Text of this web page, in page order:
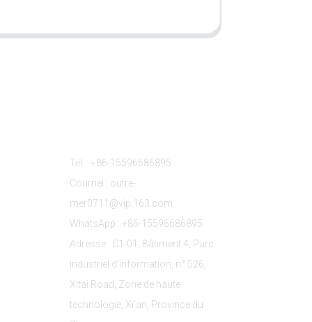
Tél. : +86-15596686895
Courriel : outre-
mer0711@vip.163.com
WhatsApp : +86-15596686895
Adresse : C1-01, Bâtiment 4, Parc
industriel d'information, n° 526,
Xitai Road, Zone de haute
technologie, Xi'an, Province du